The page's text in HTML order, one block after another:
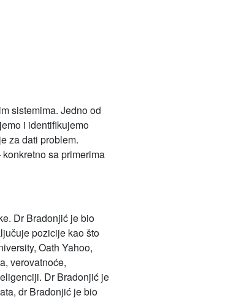
sistemima. Jedno od
i identifikujemo
za dati problem.
sa primerima
Dr Bradonjić je bio
pozicije kao što
Oath Yahoo,
verovatnoće,
Dr Bradonjić je
dr Bradonjić je bio